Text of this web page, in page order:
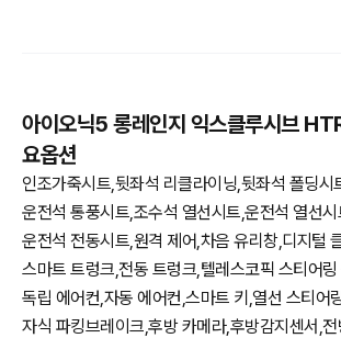
아이오닉5 롱레인지 익스클루시브
요옵션
인조가죽시트,뒷좌석 리클라이닝,뒷좌석 폴딩시
운전석 통풍시트,조수석 열선시트,운전석 열선
운전석 전동시트,원격 제어,차음 유리창,디지털
스마트 트렁크,전동 트렁크,텔레스코픽 스티어
독립 에어컨,자동 에어컨,스마트 키,열선 스티어
자식 파킹브레이크,후방 카메라,후방감지센서,